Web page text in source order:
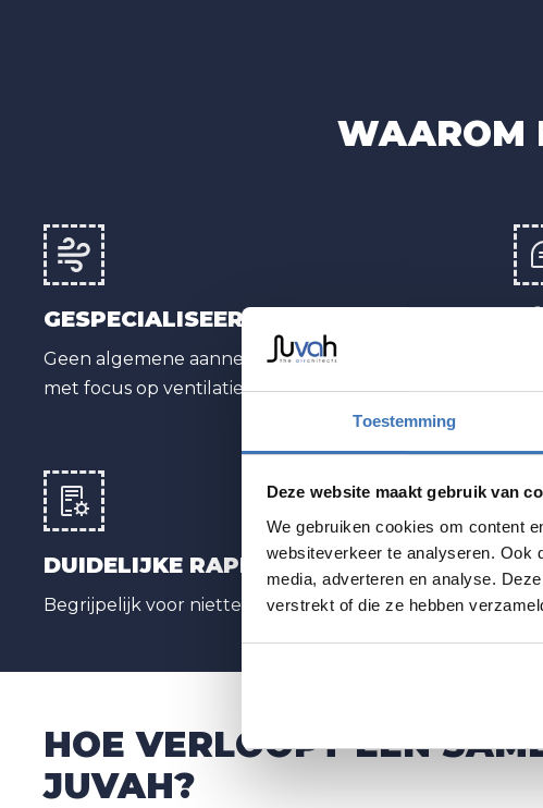
Toestemming
Deze website maakt gebruik van
We gebruiken cookies om content
websiteverkeer te analyseren. Ook
media, adverteren en analyse.
verstrekt of die ze hebben
WAAROM
GESPECIALISEERD IN VENTILATIE
Geen algemene aannemer, maar een partner
met focus op ventilatiesystemen.
DUIDELIJKE RAPPORTERING
Begrijpelijk voor niettechnische profielen.
HOE VERLOOPT EEN
JUVAH?